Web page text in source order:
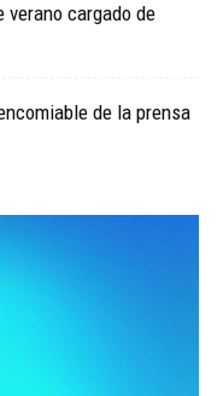
verano cargado de
de la prensa